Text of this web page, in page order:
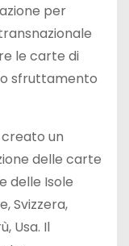
per
le carte di
sfruttamento
creato un
delle carte
delle Isole
Svizzera,
Usa. Il